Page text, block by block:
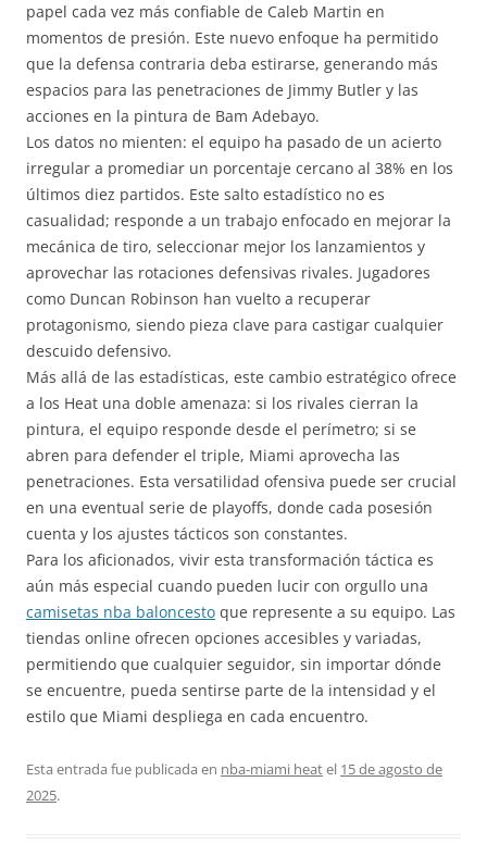
papel cada vez más confiable de Caleb Martin en
momentos de presión. Este nuevo enfoque ha permitido
que la defensa contraria deba estirarse, generando más
espacios para las penetraciones de Jimmy Butler y las
acciones en la pintura de Bam Adebayo.
Los datos no mienten: el equipo ha pasado de un acierto
irregular a promediar un porcentaje cercano al 38% en los
últimos diez partidos. Este salto estadístico no es
casualidad; responde a un trabajo enfocado en mejorar la
mecánica de tiro, seleccionar mejor los lanzamientos y
aprovechar las rotaciones defensivas rivales. Jugadores
como Duncan Robinson han vuelto a recuperar
protagonismo, siendo pieza clave para castigar cualquier
descuido defensivo.
Más allá de las estadísticas, este cambio estratégico ofrece
a los Heat una doble amenaza: si los rivales cierran la
pintura, el equipo responde desde el perímetro; si se
abren para defender el triple, Miami aprovecha las
penetraciones. Esta versatilidad ofensiva puede ser crucial
en una eventual serie de playoffs, donde cada posesión
cuenta y los ajustes tácticos son constantes.
Para los aficionados, vivir esta transformación táctica es
aún más especial cuando pueden lucir con orgullo una
camisetas nba baloncesto que represente a su equipo. Las
tiendas online ofrecen opciones accesibles y variadas,
permitiendo que cualquier seguidor, sin importar dónde
se encuentre, pueda sentirse parte de la intensidad y el
estilo que Miami despliega en cada encuentro.
Esta entrada fue publicada en nba-miami heatel 15 de agosto de
2025.